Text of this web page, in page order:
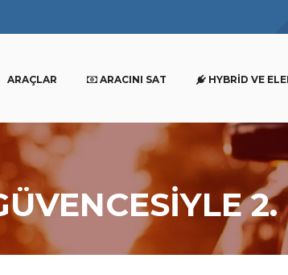
ARAÇLAR ARACINI SAT HYBRID VE